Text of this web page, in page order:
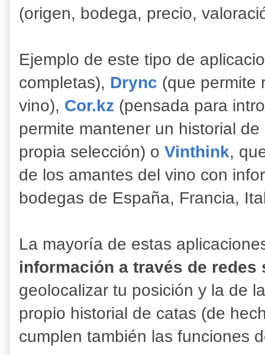
(origen, bodega, precio,
Ejemplo de este tipo de
completas), Drync (que permite
vino), Cor.kz (pensada para
permite mantener un historial
propia selección) o Vinthink,
de los amantes del vino con
bodegas de España, Francia,
La mayoría de estas
información a través de redes
geolocalizar tu posición y la de
propio historial de catas (de
cumplen también las funciones